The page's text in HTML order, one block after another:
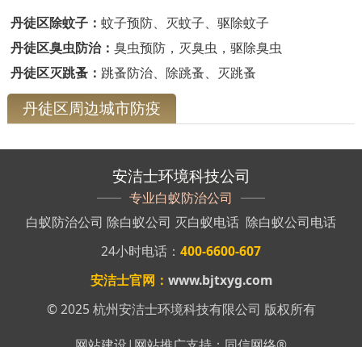
丹徒区除蚊子： 蚊子预防、灭蚊子、驱除蚊子
丹徒区臭虫防治： 臭虫预防，灭臭虫，驱除臭虫
丹徒区灭跳蚤： 跳蚤防治、除跳蚤、灭跳蚤
丹徒区周边城市防疫
安洁士环境科技公司
专业白蚁防治公司
白蚁防治公司 除白蚁公司 灭白蚁电话 除白蚁公司电话
24小时电话： 400-6600-607
安洁士官网： www.bjtxyg.com
© 2025 杭州安洁士环境科技有限公司 版权所有